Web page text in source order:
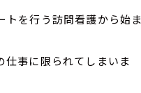
トを行う訪問看護から始ま
仕事に限られてしまいま